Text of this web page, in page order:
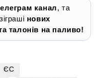
канал, та
нових
талонів на паливо!
ЄС